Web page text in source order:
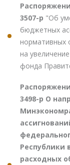
3507-р "Об
бюджетных
нормативных
на
фонда
3498-р О
Республики
расходных